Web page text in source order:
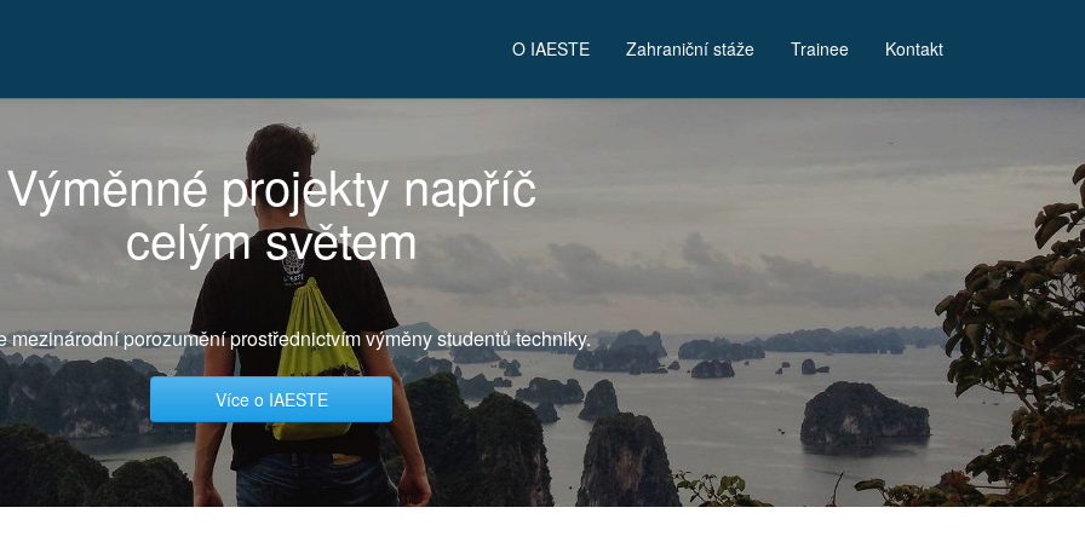
O IAESTE Zahraniční stáže Trainee Kontakt
Výměnné projekty napříč
celým světem
mezinárodní porozumění prostřednictvím výměny studentů techniky.
Více o IAESTE